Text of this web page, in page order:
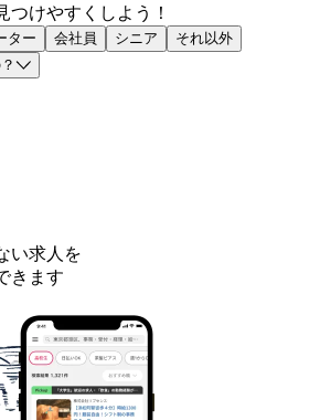
つけやすくしよう！
ター 会社員 シニア
それ以外
い求人を
きます